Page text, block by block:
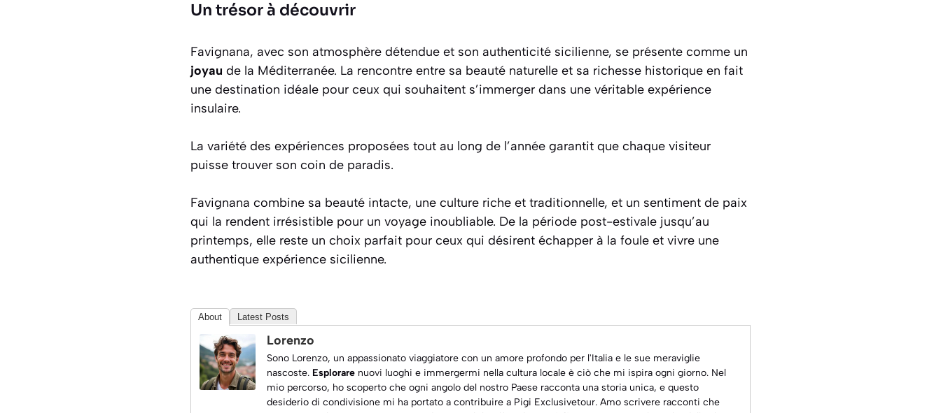
Un trésor à découvrir
Favignana, avec son atmosphère détendue et son authenticité sicilienne, se présente comme un
joyau de la Méditerranée. La rencontre entre sa beauté naturelle et sa richesse historique en fait
une destination idéale pour ceux qui souhaitent s’immerger dans une véritable expérience
insulaire.
La variété des expériences proposées tout au long de l’année garantit que chaque visiteur
puisse trouver son coin de paradis.
Favignana combine sa beauté intacte, une culture riche et traditionnelle, et un sentiment de paix
qui la rendent irrésistible pour un voyage inoubliable. De la période post-estivale jusqu’au
printemps, elle reste un choix parfait pour ceux qui désirent échapper à la foule et vivre une
authentique expérience sicilienne.
About Latest Posts
Lorenzo
Sono Lorenzo, un appassionato viaggiatore con un amore profondo per l'Italia e le sue meraviglie
nascoste. Esplorare nuovi luoghi e immergermi nella cultura locale è ciò che mi ispira ogni giorno. Nel
mio percorso, ho scoperto che ogni angolo del nostro Paese racconta una storia unica, e questo
desiderio di condivisione mi ha portato a contribuire a Pigi Exclusivetour. Amo scrivere racconti che